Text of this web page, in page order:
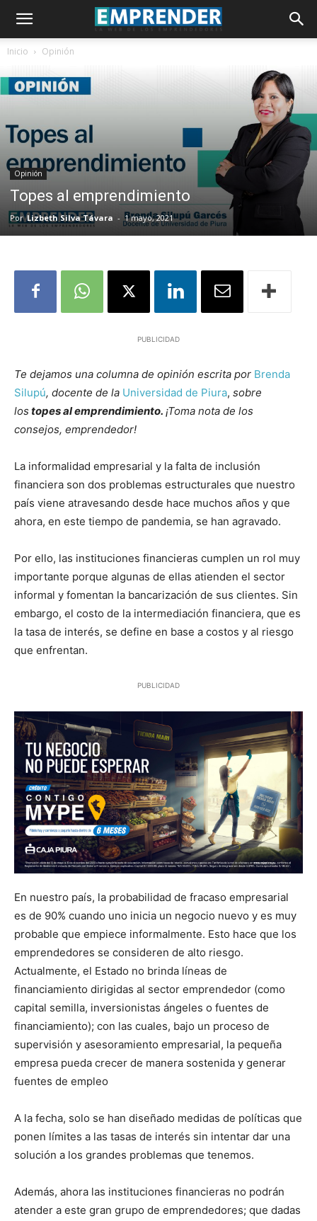
Inicio Opinión
Opinión
Topes al emprendimiento
Por Lizbeth Silva Távara - 1 mayo, 2021
PUBLICIDAD
Te dejamos una columna de opinión escrita por Brenda
Silupú, docente de la Universidad de Piura, sobre
los topes al emprendimiento. ¡Toma nota de los
consejos, emprendedor!
La informalidad empresarial y la falta de inclusión
financiera son dos problemas estructurales que nuestro
país viene atravesando desde hace muchos años y que
ahora, en este tiempo de pandemia, se han agravado.
Por ello, las instituciones financieras cumplen un rol muy
importante porque algunas de ellas atienden el sector
informal y fomentan la bancarización de sus clientes. Sin
embargo, el costo de la intermediación financiera, que es
la tasa de interés, se define en base a costos y al riesgo
que enfrentan.
PUBLICIDAD
En nuestro país, la probabilidad de fracaso empresarial
es de 90% cuando uno inicia un negocio nuevo y es muy
probable que empiece informalmente. Esto hace que los
emprendedores se consideren de alto riesgo.
Actualmente, el Estado no brinda líneas de
financiamiento dirigidas al sector emprendedor (como
capital semilla, inversionistas ángeles o fuentes de
financiamiento); con las cuales, bajo un proceso de
supervisión y asesoramiento empresarial, la pequeña
empresa pueda crecer de manera sostenida y generar
fuentes de empleo
A la fecha, solo se han diseñado medidas de políticas que
ponen límites a las tasas de interés sin intentar dar una
solución a los grandes problemas que tenemos.
Además, ahora las instituciones financieras no podrán
atender a este gran grupo de emprendedores; que dadas